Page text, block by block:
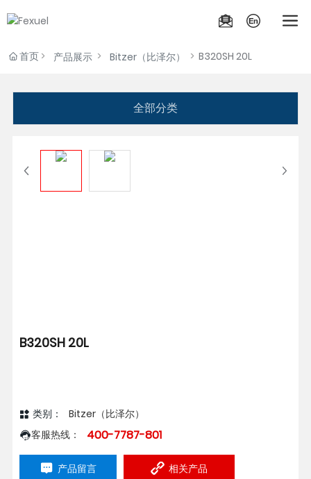
首页 产品展示 Bitzer（比泽尔） B320SH 20L
全部分类
B320SH 20L
类别：
Bitzer（比泽尔）
客服热线：
400-7787-801
产品留言 相关产品